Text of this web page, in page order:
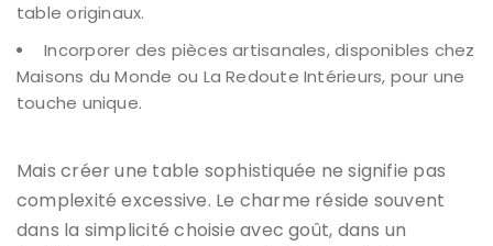
table originaux.
Incorporer des pièces artisanales, disponibles chez
Maisons du Monde ou La Redoute Intérieurs, pour une
touche unique.
Mais créer une table sophistiquée ne signifie pas
complexité excessive. Le charme réside souvent
dans la simplicité choisie avec goût, dans un